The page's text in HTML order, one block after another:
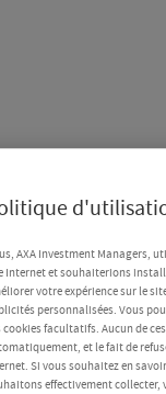
AXA Investment Managers,
Internet et souhaiterions
votre expérience sur le
personnalisées. Vous
cookies facultatifs. Aucun de
et le fait de
Si vous souhaitez en
effectivement collecter,